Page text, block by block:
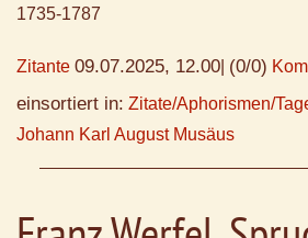
1735-1787
Zitante 09.07.2025, 12.00 (0/0)
einsortiert in: Zitate/Aphorismen/
Johann Karl August Musäus